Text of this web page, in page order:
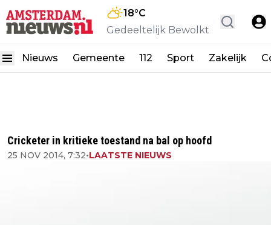
18°C
Gedeeltelijk Bewolkt
Nieuws Gemeente 112 Sport Zakelijk
Cricketer in kritieke toestand na bal op hoofd
25 NOV 2014, 7:32•LAATSTE NIEUWS